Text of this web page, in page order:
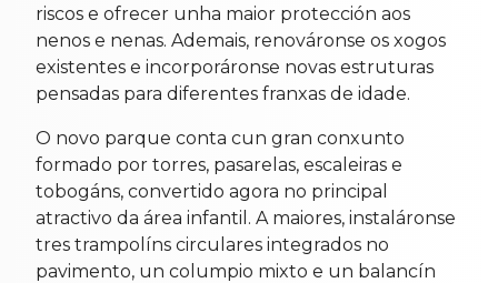
riscos e ofrecer unha maior protección aos
nenos e nenas. Ademais, renováronse os xogos
existentes e incorporáronse novas estruturas
pensadas para diferentes franxas de idade.
O novo parque conta cun gran conxunto
formado por torres, pasarelas, escaleiras e
tobogáns, convertido agora no principal
atractivo da área infantil. A maiores, instaláronse
tres trampolíns circulares integrados no
pavimento, un columpio mixto e un balancín